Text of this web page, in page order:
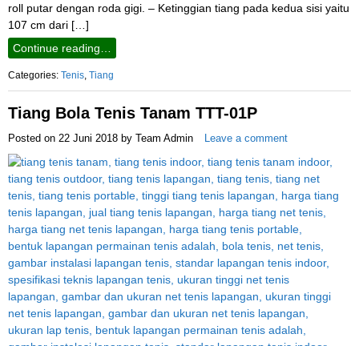
roll putar dengan roda gigi. – Ketinggian tiang pada kedua sisi yaitu
107 cm dari […]
Continue reading…
Categories: Tenis, Tiang
Tiang Bola Tenis Tanam TTT-01P
Posted on 22 Juni 2018 by Team Admin Leave a comment